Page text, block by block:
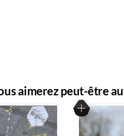
aimerez peut-être